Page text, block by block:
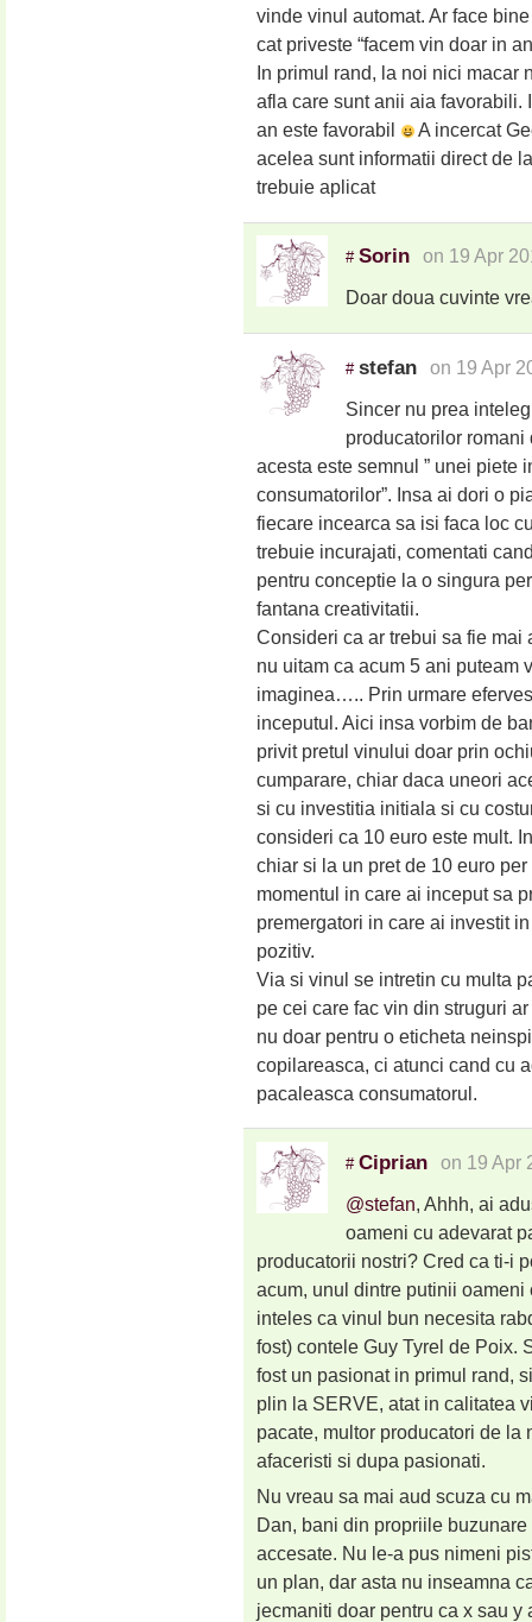
vinde vinul automat. Ar face
cat priveste “facem vin doar in
In primul rand, la noi nici macar
afla care sunt anii aia favorabili.
an este favorabil
A incercat
acelea sunt informatii direct de
trebuie aplicat
# Sorin on 19 Apr
Doar doua cuvinte
# stefan on 19 Apr
Sincer nu prea
producatorilor
acesta este semnul ” unei piete
consumatorilor”. Insa ai dori o
fiecare incearca sa isi faca loc
trebuie incurajati, comentati
pentru conceptie la o singura
fantana creativitatii.
Consideri ca ar trebui sa fie
nu uitam ca acum 5 ani puteam
imaginea….. Prin urmare
inceputul. Aici insa vorbim de
privit pretul vinului doar prin
cumparare, chiar daca uneori
si cu investitia initiala si cu
consideri ca 10 euro este mult.
chiar si la un pret de 10 euro
momentul in care ai inceput sa
premergatori in care ai investit
pozitiv.
Via si vinul se intretin cu multa
pe cei care fac vin din struguri
nu doar pentru o eticheta
copilareasca, ci atunci cand cu
pacaleasca consumatorul.
# Ciprian on 19 Apr
@stefan, Ahhh, ai
oameni cu adevarat
producatorii nostri? Cred ca ti-i
acum, unul dintre putinii
inteles ca vinul bun necesita
fost) contele Guy Tyrel de Poix.
fost un pasionat in primul rand,
plin la SERVE, atat in calitatea
pacate, multor producatori de
afaceristi si dupa pasionati.
Nu vreau sa mai aud scuza cu
Dan, bani din propriile
accesate. Nu le-a pus nimeni
un plan, dar asta nu inseamna
jecmaniti doar pentru ca x sau